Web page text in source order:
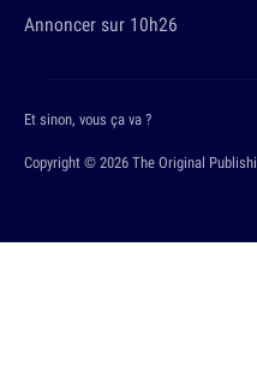
Annoncer sur 10h26
Copyright © 2026 The Original
Et sinon, vous ça va ?